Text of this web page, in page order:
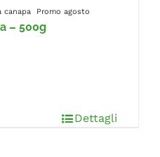
canapa Promo agosto
– 500g
Dettagli